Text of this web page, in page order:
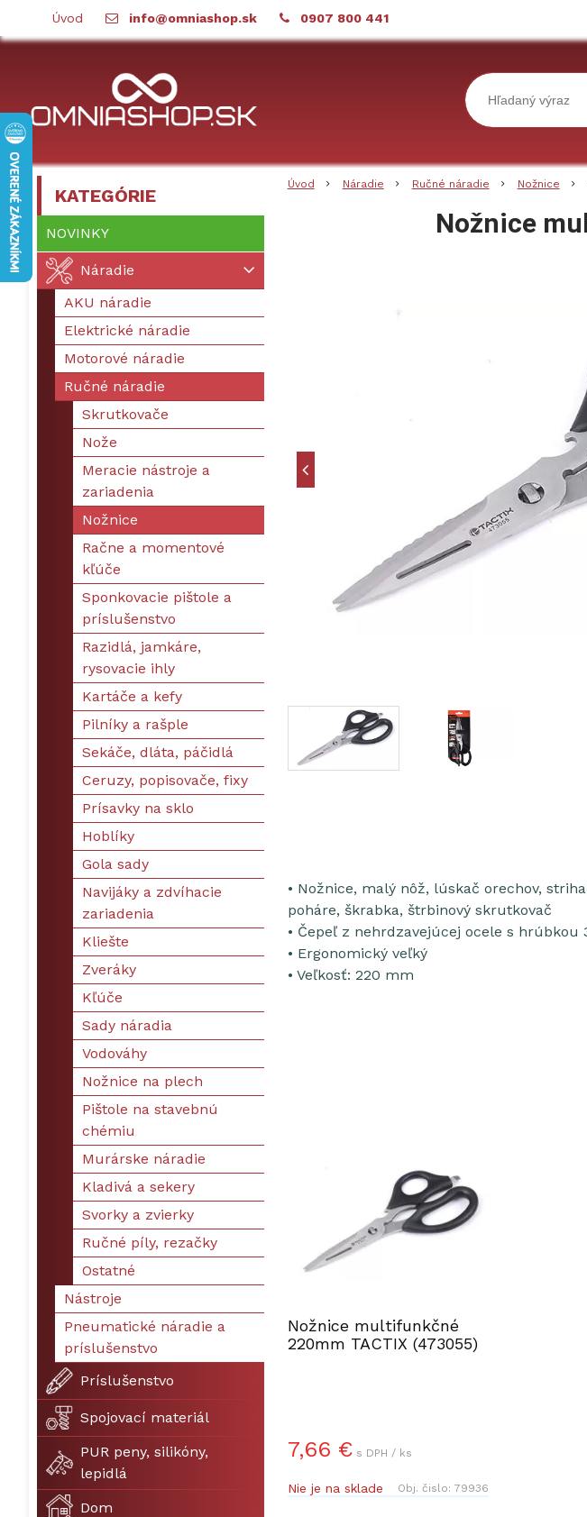
Úvod info@omniashop.sk 0907 800 441
Úvod Náradie Ručné náradie Nožnice
Nožnice
• Nožnice, malý nôž, lúskač orechov,
poháre, škrabka, štrbinový skrutkovač
• Čepeľ z nehrdzavejúcej ocele s hrúbkou
• Ergonomický veľký
• Veľkosť: 220 mm
Nožnice multifunkčné
220mm TACTIX (473055)
7,66 € s DPH / ks
Nie je na sklade Obj. čislo:79936
KATEGÓRIE
NOVINKY
Náradie
AKU náradie
Elektrické náradie
Motorové náradie
Ručné náradie
Skrutkovače
Nože
Meracie nástroje a
zariadenia
Nožnice
Račne a momentové
kľúče
Sponkovacie pištole a
príslušenstvo
Razidlá, jamkáre,
rysovacie ihly
Kartáče a kefy
Pilníky a rašple
Sekáče, dláta, páčidlá
Ceruzy, popisovače, fixy
Prísavky na sklo
Hoblíky
Gola sady
Navijáky a zdvíhacie
zariadenia
Kliešte
Zveráky
Kľúče
Sady náradia
Vodováhy
Nožnice na plech
Pištole na stavebnú
chémiu
Murárske náradie
Kladivá a sekery
Svorky a zvierky
Ručné píly, rezačky
Ostatné
Nástroje
Pneumatické náradie a
príslušenstvo
Príslušenstvo
Spojovací materiál
PUR peny, silikóny,
lepidlá
Dom